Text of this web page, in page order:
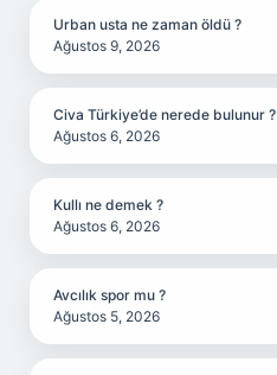
Urban usta ne zaman öldü ?
Ağustos 9, 2026
Civa Türkiye’de nerede bulunur ?
Ağustos 6, 2026
Kullı ne demek ?
Ağustos 6, 2026
Avcılık spor mu ?
Ağustos 5, 2026